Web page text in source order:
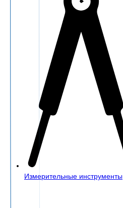
Измерительные инструменты